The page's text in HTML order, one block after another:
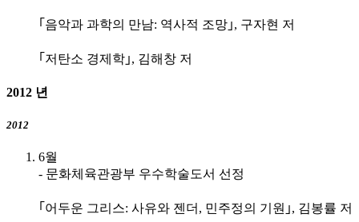
｢음악과 과학의 만남: 역사적 조망｣, 구자현 저
｢저탄소 경제학｣, 김해창 저
2012 년
2012
6월
- 문화체육관광부 우수학술도서 선정
｢어두운 그리스: 사유와 젠더, 민주정의 기원｣, 김봉률 저